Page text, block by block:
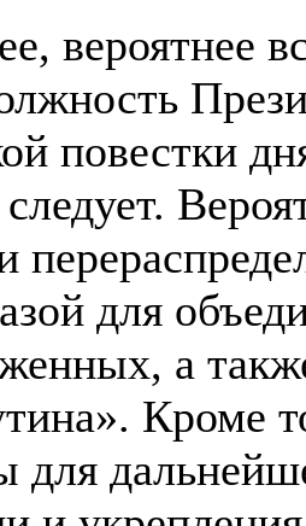
вероятнее
повестки
для
а
Кроме
для